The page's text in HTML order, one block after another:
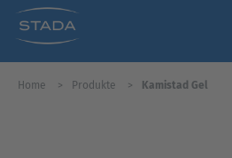
Home Produkte Kamistad Gel